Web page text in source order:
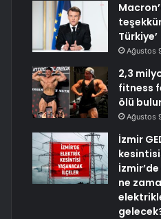
Türkiye’
Ağustos
2,3
fitness
ölü
Ağustos
İzmir
ne